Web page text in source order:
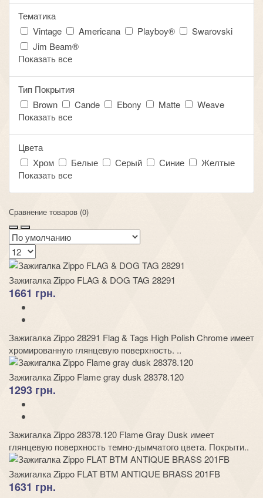
Тематика
Vintage
Americana Playboy®
Swarovski
Jim Beam®
Показать все
Тип Покрытия
Brown
Cande Ebony Matte
Weave
Показать все
Цвета
Хром
Белые Серый Синие
Желтые
Показать все
Сравнение товаров (0)
Зажигалка Zippo FLAG & DOG TAG 28291
1661 грн.
Зажигалка Zippo 28291 Flag & Tags High Polish Chrome имеет
хромированную глянцевую поверхность. ..
Зажигалка Zippo Flame gray dusk 28378.120
1293 грн.
Зажигалка Zippo 28378.120 Flame Gray Dusk имеет
глянцевую поверхность темно-дымчатого цвета. Покрыти..
Зажигалка Zippo FLAT BTM ANTIQUE BRASS 201FB
1631 грн.